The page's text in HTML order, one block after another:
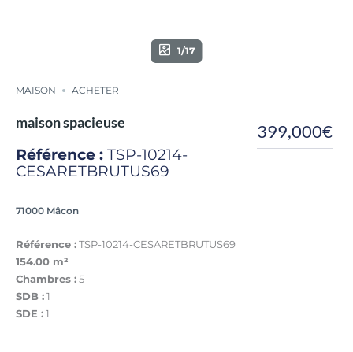
1/17
MAISON ACHETER
maison spacieuse
Référence : TSP-10214-
CESARETBRUTUS69
71000 Mâcon
Référence :TSP-10214-CESARETBRUTUS69
154.00 m²
Chambres :5
SDB :1
SDE :1
399,000€